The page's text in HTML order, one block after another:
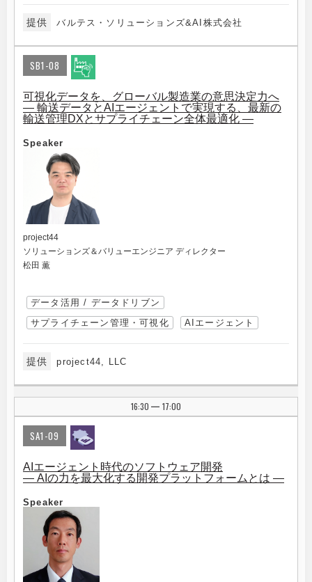
提供 バルテス・ソリューションズ&AI株式会社
SB1-08
可視化データを、グローバル製造業の意思決定力へ
― 輸送データとAIエージェントで実現する、最新の
輸送管理DXとサプライチェーン全体最適化 ―
Speaker
project44
ソリューションズ＆バリューエンジニア ディレクター
松田 薫
データ活用 / データドリブン
サプライチェーン管理・可視化
AIエージェント
提供 project44, LLC
16:30 | 17:00
SA1-09
AIエージェント時代のソフトウェア開発
― AIの力を最大化する開発プラットフォームとは ―
Speaker